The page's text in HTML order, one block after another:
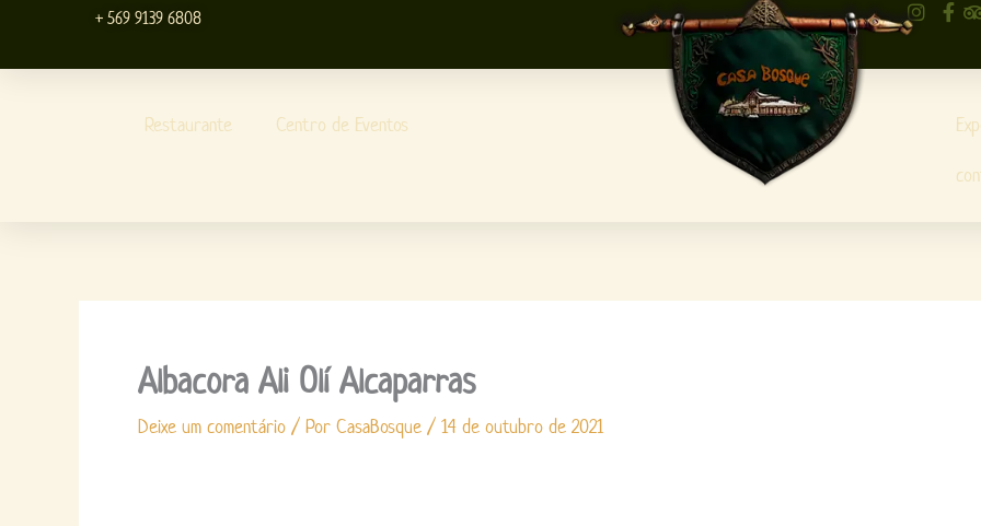
+ 569 9139 6808
Restaurante Centro de Eventos
Albacora Ali Olí Alcaparras
Deixe um comentário / Por CasaBosque / 14 de outubro de 2021